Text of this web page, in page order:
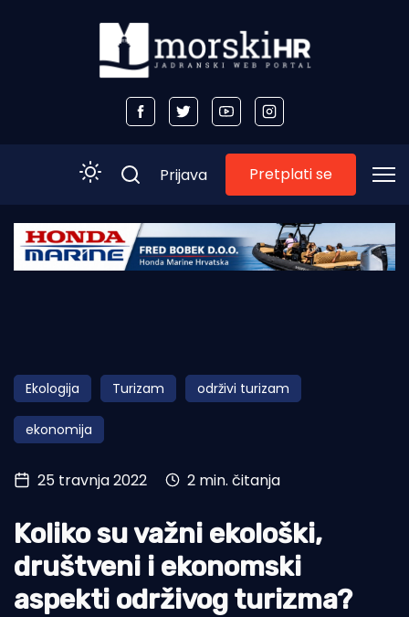
Početna
Obala
Otoci
Turizam i nautika
Pomorstvo
Ribolov
Ekologija
Tradicija i kultura
Prijava Pretplati se
Ekologija Turizam održivi turizam
ekonomija
25 travnja 2022 2 min. čitanja
Koliko su važni ekološki,
društveni i ekonomski
aspekti održivog turizma?